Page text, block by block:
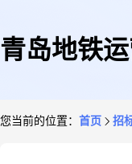
青岛地铁
您当前的位置： 首页 招